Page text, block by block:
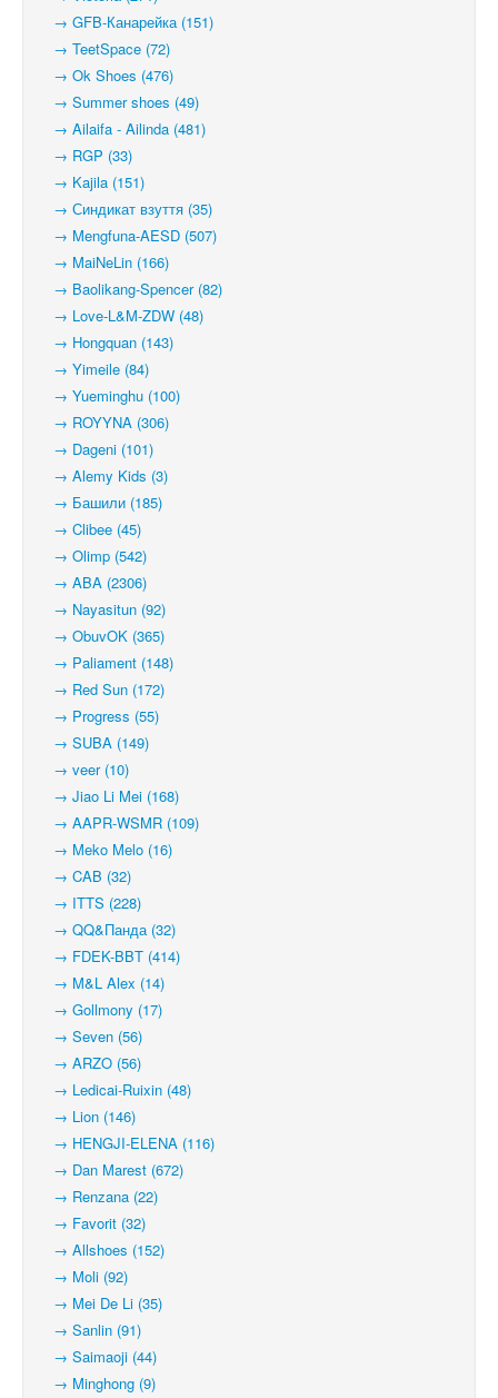
→ GFB-Канарейка (151)
→ TeetSpace (72)
→ Ok Shoes (476)
→ Summer shoes (49)
→ Ailaifa - Ailinda (481)
→ RGP (33)
→ Kajila (151)
→ Синдикат взуття (35)
→ Mengfuna-AESD (507)
→ MaiNeLin (166)
→ Baolikang-Spencer (82)
→ Love-L&M-ZDW (48)
→ Hongquan (143)
→ Yimeile (84)
→ Yueminghu (100)
→ ROYYNA (306)
→ Dageni (101)
→ Alemy Kids (3)
→ Башили (185)
→ Clibee (45)
→ Olimp (542)
→ ABA (2306)
→ Nayasitun (92)
→ ObuvOK (365)
→ Paliament (148)
→ Red Sun (172)
→ Progress (55)
→ SUBA (149)
→ veer (10)
→ Jiao Li Mei (168)
→ AAPR-WSMR (109)
→ Meko Melo (16)
→ CAB (32)
→ ITTS (228)
→ QQ&Панда (32)
→ FDEK-BBT (414)
→ M&L Alex (14)
→ Gollmony (17)
→ Seven (56)
→ ARZO (56)
→ Ledicai-Ruixin (48)
→ Lion (146)
→ HENGJI-ELENA (116)
→ Dan Marest (672)
→ Renzana (22)
→ Favorit (32)
→ Allshoes (152)
→ Moli (92)
→ Mei De Li (35)
→ Sanlin (91)
→ Saimaoji (44)
→ Minghong (9)